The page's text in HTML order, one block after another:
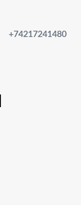
+74217241480